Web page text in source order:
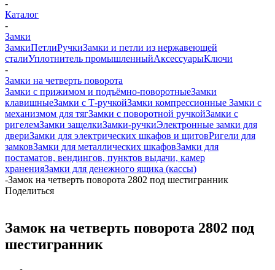
-
Каталог
-
Замки
ЗамкиПетлиРучкиЗамки и петли из нержавеющей
сталиУплотнитель промышленныйАксессуарыКлючи
-
Замки на четверть поворота
Замки с прижимом и подъёмно-поворотныеЗамки
клавишныеЗамки с Т-ручкойЗамки компрессионные Замки с
механизмом для тягЗамки с поворотной ручкойЗамки с
ригелемЗамки защелкиЗамки-ручкиЭлектронные замки для
двериЗамки для электрических шкафов и щитовРигели для
замковЗамки для металлических шкафовЗамки для
постаматов, вендингов, пунктов выдачи, камер
храненияЗамки для денежного ящика (кассы)
-Замок на четверть поворота 2802 под шестигранник
Поделиться
Замок на четверть поворота 2802 под
шестигранник